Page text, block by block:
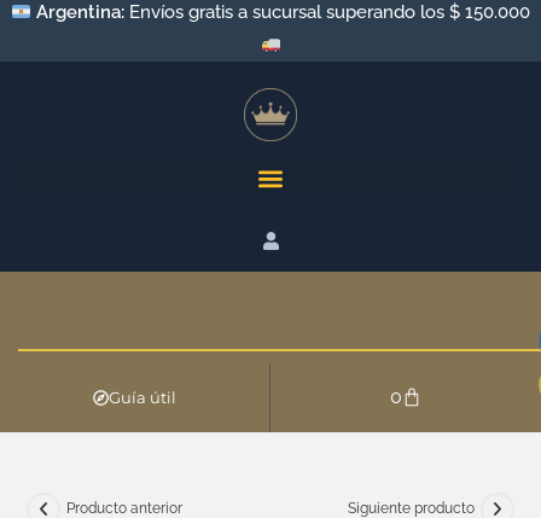
Argentina: Envíos gratis a sucursal superando los $ 150.000
Guía útil 0
Producto anterior Siguiente producto